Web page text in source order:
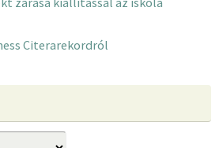
Citerarekordról